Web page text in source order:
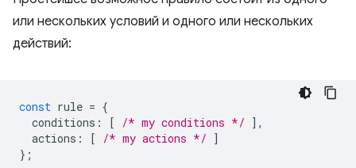
или нескольких условий и одного или нескольких
действий:
const rule = {
conditions : [ /* my conditions */ ],
actions : [ /* my actions */ ]
};